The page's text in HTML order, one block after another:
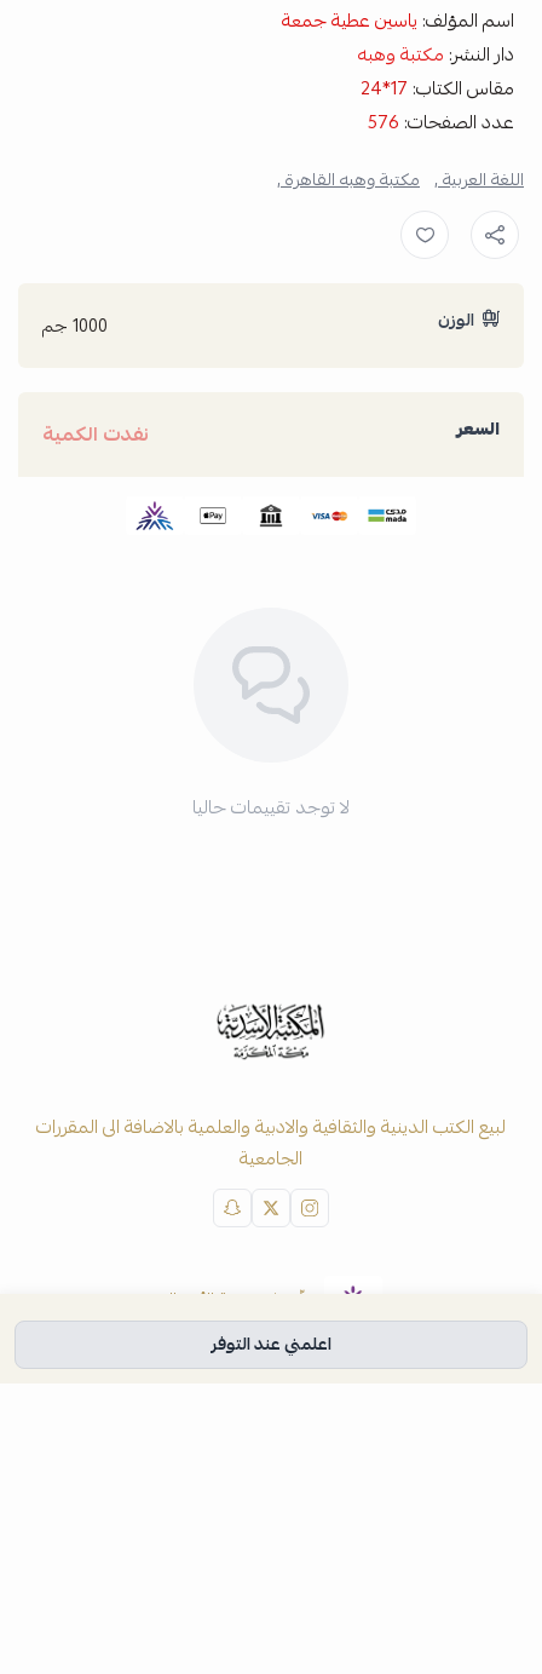
اسم المؤلف: ياسين عطية جمعة
دار النشر: مكتبة وهبه
مقاس الكتاب: 17*24
عدد الصفحات: 576
اللغة العربية , مكتبة وهبه القاهرة ,
الوزن 1000 جم
السعر نفدت الكمية
اعلمني عند التوفر
لا توجد تقييمات حاليا
لبيع الكتب الدينية والثقافية والادبية والعلمية بالاضافة الى المقررات
الجامعية
موثّق في منصة الأعمال
السجل التجاري